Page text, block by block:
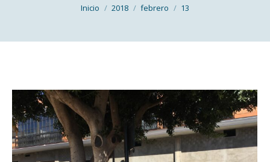
Estás aquí:
Inicio 2018 febrero 13